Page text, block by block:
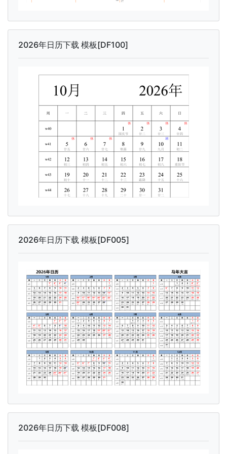
2026年日历下载 模板[DF100]
2026年日历下载 模板[DF005]
2026年日历下载 模板[DF008]